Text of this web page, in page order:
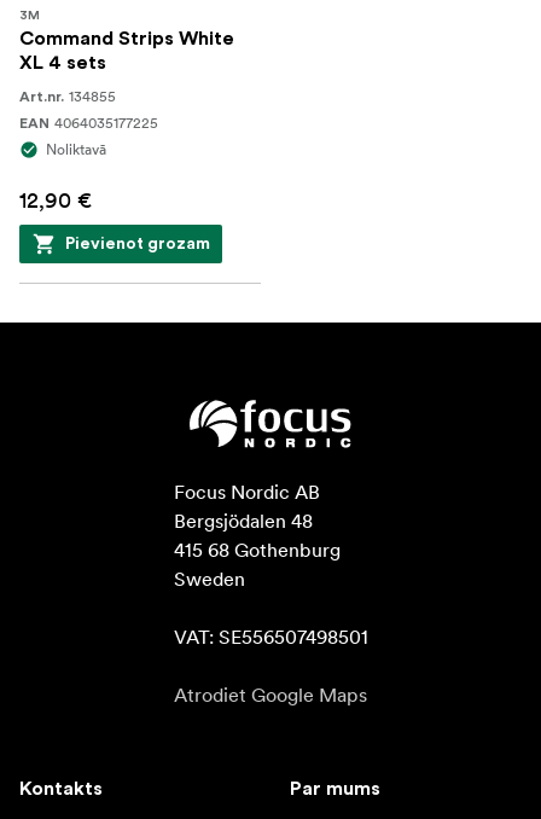
3M
Command Strips White
XL 4 sets
Art.nr. 134855
EAN 4064035177225
Noliktavā
12,90 €
Pievienot grozam
Focus Nordic AB
Bergsjödalen 48
415 68 Gothenburg
Sweden
VAT: SE556507498501
Atrodiet Google Maps
Kontakts Par mums